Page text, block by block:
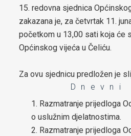
15. redovna sjednica
zakazana je, za četvrtak 11.
početkom u 13,00 sati koja će
Općinskog vijeća u Čeliću.
Za ovu sjednicu predložen je
D n e v n i
Razmatranje prijedloga
o uslužnim djelatnostima.
Razmatranje prijedloga
pravne, geodetske i
boračkih
Strateški
Službeni glasnici